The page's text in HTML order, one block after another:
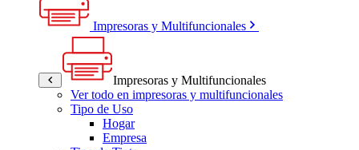
Impresoras y Multifuncionales
Impresoras y Multifuncionales
Ver todo en impresoras y multifuncionales
Tipo de Uso
Hogar
Empresa